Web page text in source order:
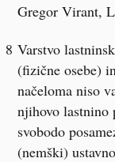
Gregor Virant,
8 Varstvo
(fizične osebe)
načeloma niso
njihovo lastnino
svobodo
(nemški)